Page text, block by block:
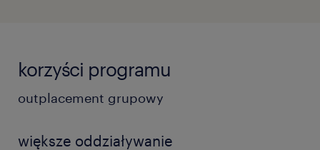
korzyści programu
outplacement grupowy
większe oddziaływanie